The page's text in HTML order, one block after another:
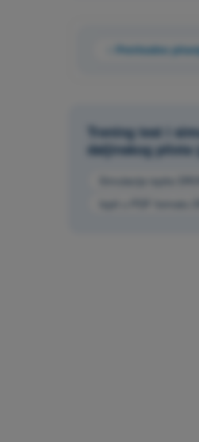
Prethodno
Trening test i
daljinskog pilota